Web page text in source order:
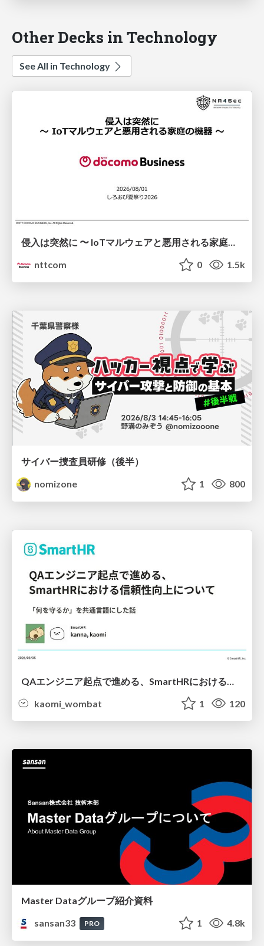
Other Decks in Technology
See All in Technology
nttcom
0 1.5k
サイバー捜査員研修（後半）
nomizone
1 800
kaomi_wombat
1 120
Master Dataグループ紹介資料
sansan33
PRO 1 4.8k